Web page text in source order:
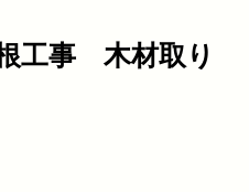
工事 木材取り